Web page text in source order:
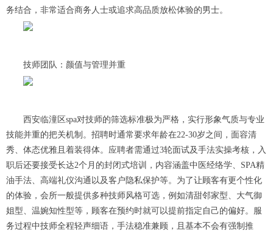
务结合，非常适合商务人士或追求高品质放松体验的男士。
技师团队：颜值与管理并重
西安临潼区spa对技师的筛选标准极为严格，实行形象气质与专业
技能并重的把关机制。招聘时通常要求年龄在22-30岁之间，面容清
秀、体态优雅且着装得体。应聘者需通过3轮面试及手法实操考核，入
职后还要接受长达2个月的封闭式培训，内容涵盖中医经络学、SPA精
油手法、高端礼仪沟通以及客户隐私保护等。为了让顾客有更个性化
的体验，会所一般提供多种技师风格可选，例如清甜邻家型、大气御
姐型、温婉知性型等，顾客在预约时就可以提前指定自己的偏好。服
务过程中技师全程轻声细语，手法稳准兼顾，且基本不会有强制推